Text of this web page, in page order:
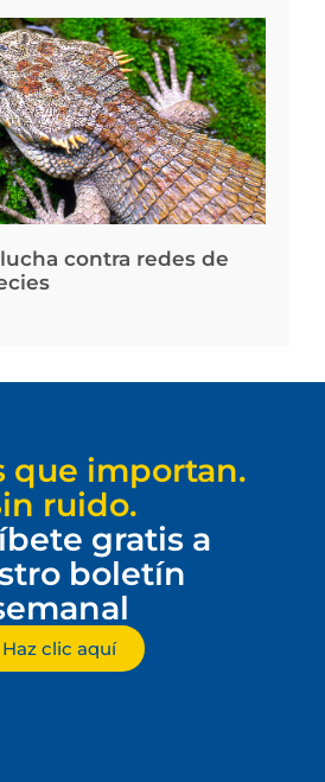
contra redes de
que importan.
ruido.
gratis a
boletín
Haz clic aquí